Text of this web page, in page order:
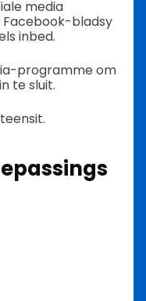
media
Facebook-bladsy
inbed.
programme om
te sluit.